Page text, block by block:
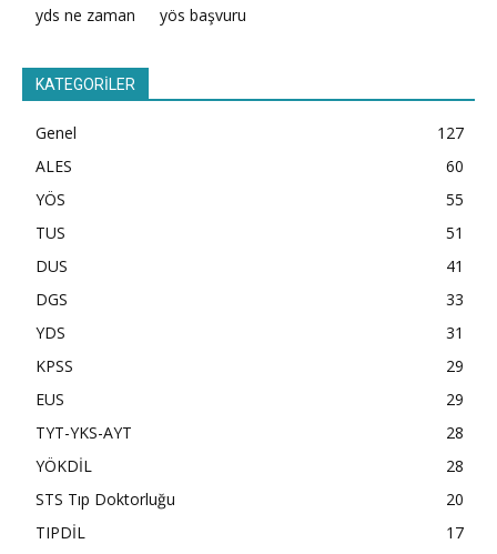
yds ne zaman
yös başvuru
KATEGORİLER
Genel
127
ALES
60
YÖS
55
TUS
51
DUS
41
DGS
33
YDS
31
KPSS
29
EUS
29
TYT-YKS-AYT
28
YÖKDİL
28
STS Tıp Doktorluğu
20
TIPDİL
17